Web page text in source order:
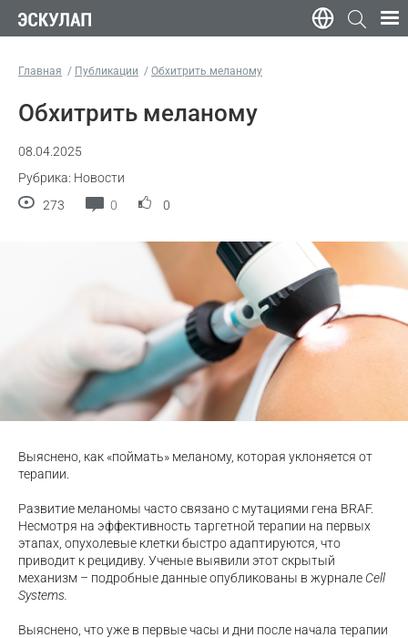
Главная Публикации Обхитрить меланому
Обхитрить меланому
08.04.2025
Рубрика: Новости
273
0 0
Выяснено, как «поймать» меланому, которая уклоняется от
терапии.
Развитие меланомы часто связано с мутациями гена BRAF.
Несмотря на эффективность таргетной терапии на первых
этапах, опухолевые клетки быстро адаптируются, что
приводит к рецидиву. Ученые выявили этот скрытый
механизм – подробные данные опубликованы в журнале Cell
Systems.
Выяснено, что уже в первые часы и дни после начала терапии